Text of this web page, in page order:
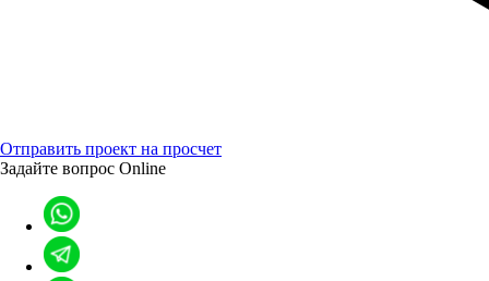
Отправить проект на просчет
Задайте вопрос Online